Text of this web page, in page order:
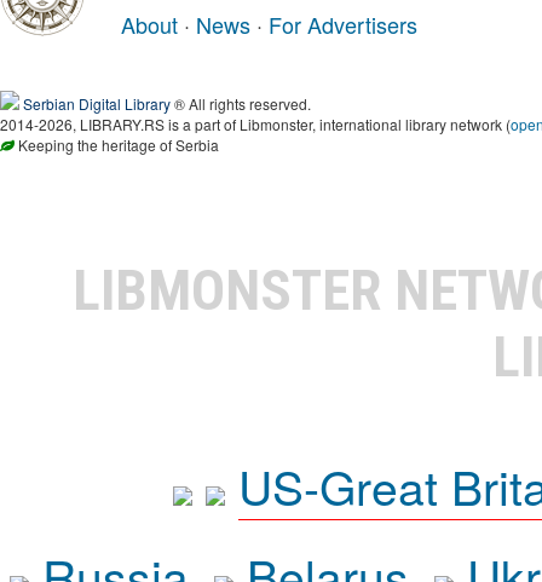
About · News · For Advertisers
Serbian Digital Library® All rights reserved.
2014-2026, LIBRARY.RS is a part of Libmonster, international library network (
Keeping the heritage of Serbia
LIBMONSTER
US-Great